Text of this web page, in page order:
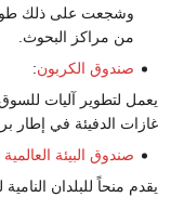
وشجعت على ذلك
من مراكز البحوث.
صندوق الكربون:
يعمل لتطوير آليات للسوق
غازات الدفيئة في إطار
صندوق البيئة العالمية
يقدم منحاً للبلدان